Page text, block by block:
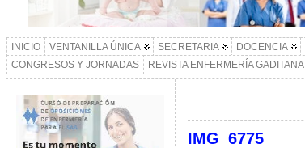
INICIO VENTANILLA ÚNICA SECRETARIA DOCENCIA
CONGRESOS Y JORNADAS
REVISTA ENFERMERÍA GADITANA
IMG_6775